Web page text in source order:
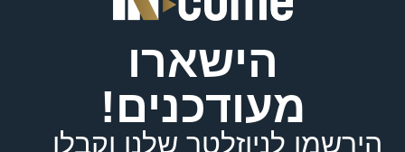
הישארו
מעודכנים!
הירשמו לניוזלטר שלנו וקבלו